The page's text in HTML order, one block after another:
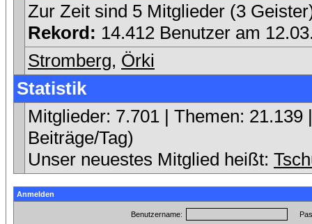
Zur Zeit sind 5 Mitglieder (3
Rekord: 14.412 Benutzer am
Stromberg, Örki
Statistik
Mitglieder: 7.701 | Themen:
Beiträge/Tag)
Unser neuestes Mitglied heißt:
Anmelden
Benutzername: